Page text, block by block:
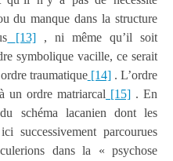
du manque dans la structure
[13]
, ni même qu’il soit
symbolique vacille, ce serait
traumatique [14] . L’ordre
un ordre matriarcal [15] . En
schéma lacanien dont les
successivement parcourues
dans la « psychose